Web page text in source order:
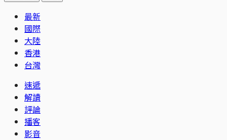
最新
國際
大陸
香港
台灣
速遞
解讀
評論
播客
影音